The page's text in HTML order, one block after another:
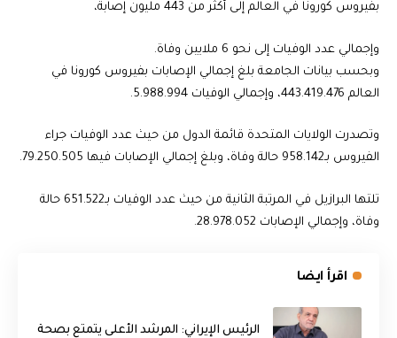
بفيروس كورونا في العالم إلى أكثر من 443 مليون إصابة،
وإجمالي عدد الوفيات إلى نحو 6 ملايين وفاة.
وبحسب بيانات الجامعة بلغ إجمالي الإصابات بفيروس كورونا في
العالم 443.419.476، وإجمالي الوفيات 5.988.994.
وتصدرت الولايات المتحدة قائمة الدول من حيث عدد الوفيات جراء
الفيروس بـ958.142 حالة وفاة، وبلغ إجمالي الإصابات فيها 79.250.505.
تلتها البرازيل في المرتبة الثانية من حيث عدد الوفيات بـ651.522 حالة
وفاة، وإجمالي الإصابات 28.978.052.
اقرأ ايضا
الرئيس الإيراني: المرشد الأعلى يتمتع بصحة